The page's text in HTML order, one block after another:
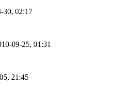
30, 02:17
09-25, 01:31
21:45